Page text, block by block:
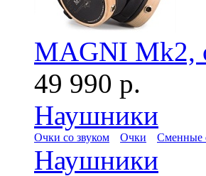
MAGNI Mk2,
49 990 р.
Наушники
Очки со звуком Очки Сменные
Наушники